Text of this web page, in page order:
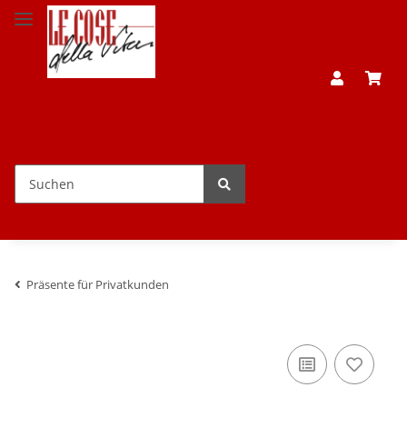
Präsente für Privatkunden